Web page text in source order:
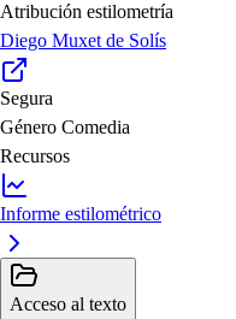
Atribución estilometría
Diego Muxet de Solís
Segura
Género Comedia
Recursos
Informe estilométrico
Acceso al texto